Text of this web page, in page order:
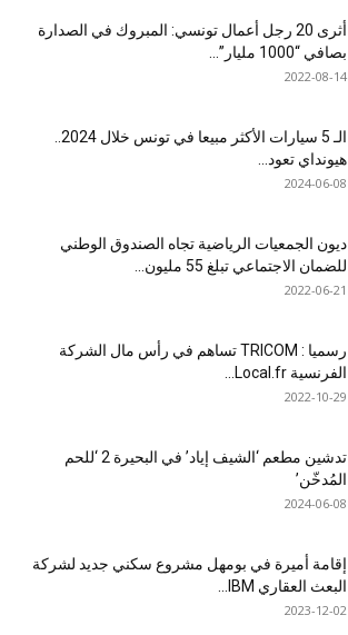
أثرى 20 رجل أعمال تونسي: المبروك في الصدارة
بصافي “1000 مليار”...
2022-08-14
هيونداي تعود...
2024-06-08
ديون الجمعيات الرياضية تجاه الصندوق الوطني
للضمان الاجتماعي تبلغ 55 مليون...
2022-06-21
رسميا : TRICOM تساهم في رأس مال الشركة
الفرنسية Local.fr...
2022-10-29
تدشين مطعم ‘الشيف إياد’ في البحيرة 2 ‘للحم
المُدخّن’
2024-06-08
إقامة أميرة في بومهل مشروع سكني جديد لشركة
البعث العقاري IBM...
2023-12-02